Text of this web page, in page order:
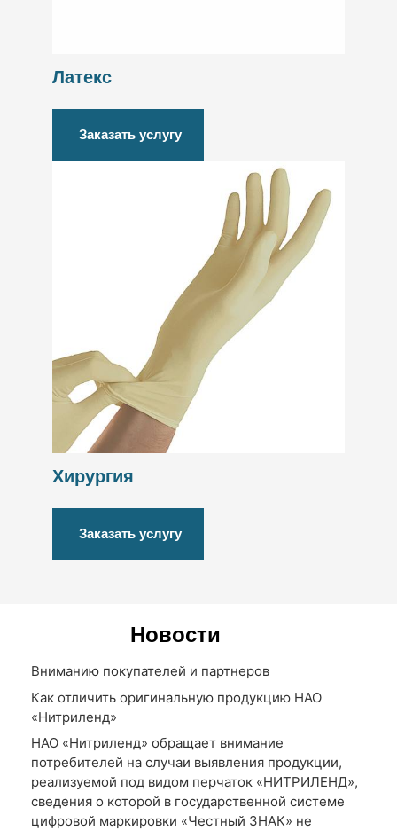
Латекс
Заказать услугу
Хирургия
Заказать услугу
Новости
Вниманию покупателей и партнеров
Как отличить оригинальную продукцию НАО
«Нитриленд»
НАО «Нитриленд» обращает внимание
потребителей на случаи выявления продукции,
реализуемой под видом перчаток «НИТРИЛЕНД»,
сведения о которой в государственной системе
цифровой маркировки «Честный ЗНАК» не